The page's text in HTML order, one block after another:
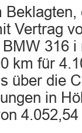
Beklagten,
Vertrag
316 i
km für
über die
in